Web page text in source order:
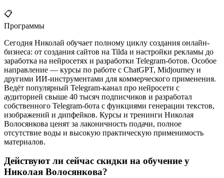
📋
Программы
Сегодня Николай обучает полному циклу создания онлайн-
бизнеса: от создания сайтов на Tilda и настройки рекламы до
заработка на нейросетях и разработки Telegram-ботов. Особое
направление — курсы по работе с ChatGPT, Midjourney и
другими ИИ-инструментами для коммерческого применения.
Ведёт популярный Telegram-канал про нейросети с
аудиторией свыше 40 тысяч подписчиков и разработал
собственного Telegram-бота с функциями генерации текстов,
изображений и дипфейков. Курсы и тренинги Николая
Волосянкова ценят за лаконичность подачи, полное
отсутствие воды и высокую практическую применимость
материалов.
Действуют ли сейчас скидки на обучение у
Николая Волосянкова?